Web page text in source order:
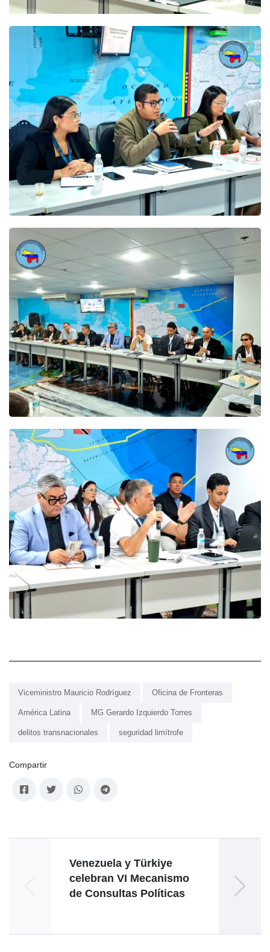
Viceministro Mauricio Rodríguez Oficina de Fronteras
América Latina MG Gerardo Izquierdo Torres
delitos transnacionales seguridad limítrofe
Compartir
Venezuela y Türkiye
celebran VI Mecanismo
de Consultas Políticas